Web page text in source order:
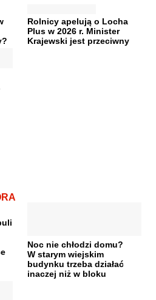
Rolnicy apelują o Locha
Plus w 2026 r. Minister
Krajewski jest przeciwny
Noc nie chłodzi domu?
W starym wiejskim
budynku trzeba działać
inaczej niż w bloku